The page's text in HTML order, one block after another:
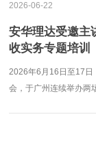
2026-06-22
安华理达受邀主
收实务专题培训
2026年6月16日至17日
会，于广州连续举办两